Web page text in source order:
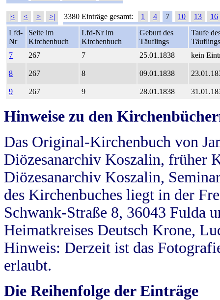
|< < > >| 3380 Einträge gesamt: 1 4 7 10 13
16
Lfd-
Nr
Seite im
Kirchenbuch
Lfd-Nr im
Kirchenbuch
Geburt des
Täuflings
Taufe
Täuflings
7
267 7 25.01.1838 kein
8 267 8 09.01.1838
9 267 9 28.01.1838
Hinweise zu den
Das Original-Kirchenbuch von
Diözesanarchiv Koszalin, früher
Diözesanarchiv Koszalin,
des Kirchenbuches liegt in der
Schwank-Straße 8, 36043 Fulda
Heimatkreises Deutsch Krone,
Hinweis: Derzeit ist das
erlaubt.
Die Reihenfolge der Einträge